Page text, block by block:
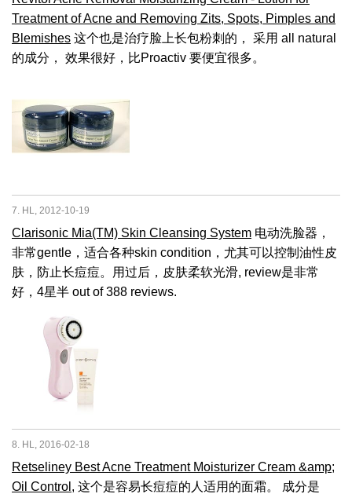
Treatment of Acne and Removing Zits, Spots, Pimples and
Blemishes 这个也是治疗脸上长包粉刺的， 采用 all natural
的成分， 效果很好，比Proactiv 要便宜很多。
7. HL, 2012-10-19
Clarisonic Mia(TM) Skin Cleansing System 电动洗脸器，
非常gentle，适合各种skin condition，尤其可以控制油性皮
肤，防止长痘痘。用过后，皮肤柔软光滑, review是非常
好，4星半 out of 388 reviews.
8. HL, 2016-02-18
Retseliney Best Acne Treatment Moisturizer Cream &amp;
Oil Control , 这个是容易长痘痘的人适用的面霜。 成分是